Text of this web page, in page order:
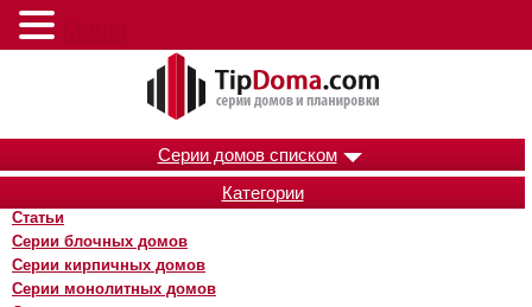
Серии домов списком
Категории
Статьи
Серии блочных домов
Серии кирпичных домов
Серии монолитных домов